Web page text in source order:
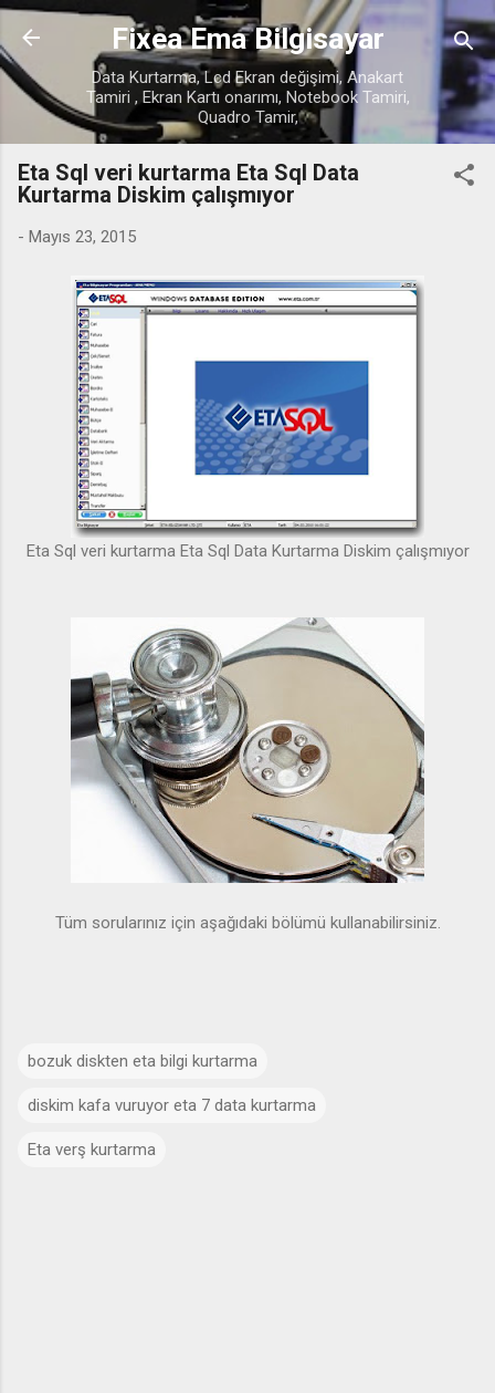
Ana içeriğe atla
Fixea Ema Bilgisayar
Data Kurtarma, Lcd Ekran değişimi, Anakart
Tamiri , Ekran Kartı onarımı, Notebook Tamiri,
Quadro Tamir,
Eta Sql veri kurtarma Eta Sql Data
Kurtarma Diskim çalışmıyor
- Mayıs 23, 2015
Eta Sql veri kurtarma Eta Sql Data Kurtarma Diskim çalışmıyor
Tüm sorularınız için aşağıdaki bölümü kullanabilirsiniz.
bozuk diskten eta bilgi kurtarma
diskim kafa vuruyor eta 7 data kurtarma
Eta verş kurtarma